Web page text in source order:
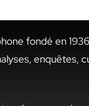
fondé en
enquêtes,